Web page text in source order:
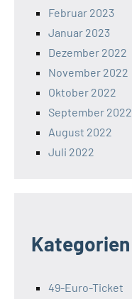
Februar 2023
Januar 2023
Dezember 2022
November 2022
Oktober 2022
September 2022
August 2022
Juli 2022
Kategorien
49-Euro-Ticket